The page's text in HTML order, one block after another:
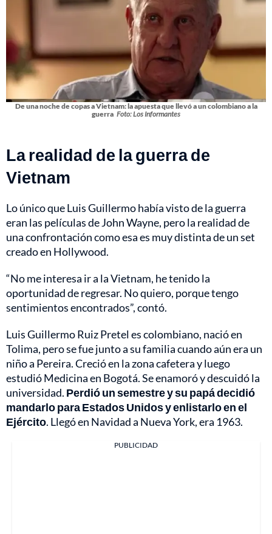
De una noche de copas a Vietnam: la apuesta que llevó a un colombiano a la
guerra Foto: Los Informantes
La realidad de la guerra de
Vietnam
Lo único que Luis Guillermo había visto de la guerra
eran las películas de John Wayne, pero la realidad de
una confrontación como esa es muy distinta de un set
creado en Hollywood.
“No me interesa ir a la Vietnam, he tenido la
oportunidad de regresar. No quiero, porque tengo
sentimientos encontrados”, contó.
Luis Guillermo Ruiz Pretel es colombiano, nació en
Tolima, pero se fue junto a su familia cuando aún era un
niño a Pereira. Creció en la zona cafetera y luego
estudió Medicina en Bogotá. Se enamoró y descuidó la
universidad. Perdió un semestre y su papá decidió
mandarlo para Estados Unidos y enlistarlo en el
Ejército. Llegó en Navidad a Nueva York, era 1963.
PUBLICIDAD